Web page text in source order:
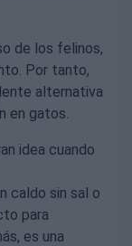
de los felinos,
Por tanto,
alternativa
en gatos.
idea cuando
caldo sin sal o
para
es una